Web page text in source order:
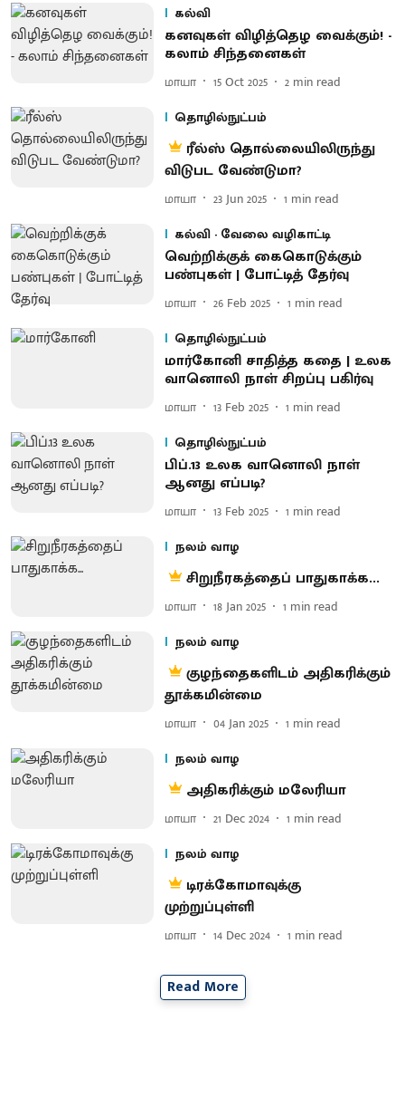
கல்வி
கனவுகள் விழித்தெழ வைக்கும்! -
கலாம் சிந்தனைகள்
மாயா 15 Oct 2025 2 min read
தொழில்நுட்பம்
ரீல்ஸ் தொல்லையிலிருந்து
விடுபட வேண்டுமா?
மாயா 23 Jun 2025 1 min read
கல்வி - வேலை வழிகாட்டி
வெற்றிக்குக் கைகொடுக்கும்
பண்புகள் | போட்டித் தேர்வு
மாயா 26 Feb 2025 1 min read
தொழில்நுட்பம்
மார்கோனி சாதித்த கதை | உலக
வானொலி நாள் சிறப்பு பகிர்வு
மாயா 13 Feb 2025 1 min read
தொழில்நுட்பம்
பிப்.13 உலக வானொலி நாள்
ஆனது எப்படி?
மாயா 13 Feb 2025 1 min read
நலம் வாழ
சிறுநீரகத்தைப் பாதுகாக்க...
மாயா 18 Jan 2025 1 min read
நலம் வாழ
குழந்தைகளிடம் அதிகரிக்கும்
தூக்கமின்மை
மாயா 04 Jan 2025 1 min read
நலம் வாழ
அதிகரிக்கும் மலேரியா
மாயா 21 Dec 2024 1 min read
நலம் வாழ
டிரக்கோமாவுக்கு
முற்றுப்புள்ளி
மாயா 14 Dec 2024 1 min read
Read More